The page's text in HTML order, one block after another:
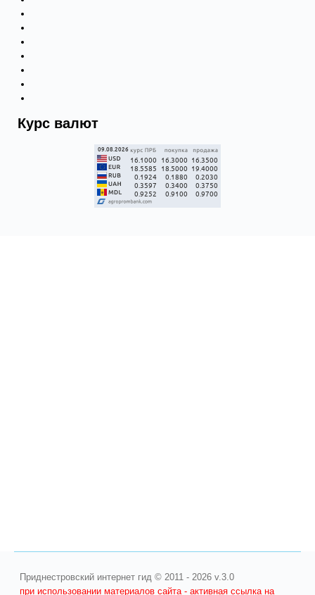
Курс валют
Приднестровский интернет гид © 2011 - 2026 v.3.0
при использовании материалов сайта - активная ссылка на